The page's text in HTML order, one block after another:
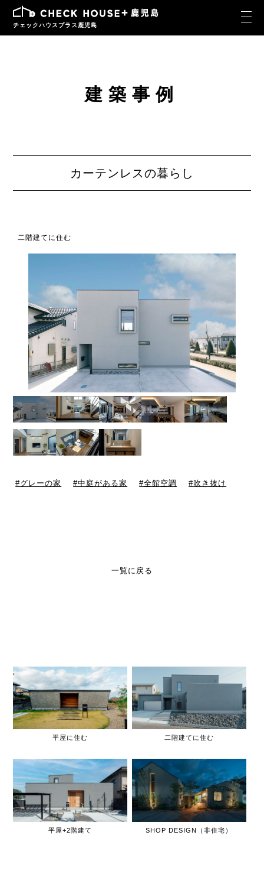
チェックハウスプラス鹿児島
建築事例
カーテンレスの暮らし
二階建てに住む
グレーの家 中庭がある家 全館空調 吹き抜け
一覧に戻る
平屋に住む 二階建てに住む
平屋+2階建て SHOP DESIGN（非住宅）